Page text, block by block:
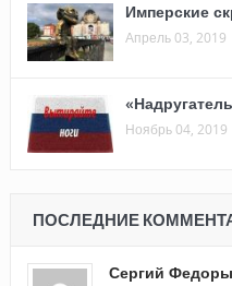
Имперские
Апрель 03, 2019
Ноябрь 04, 2019
ПОСЛЕДНИЕ
Сергий